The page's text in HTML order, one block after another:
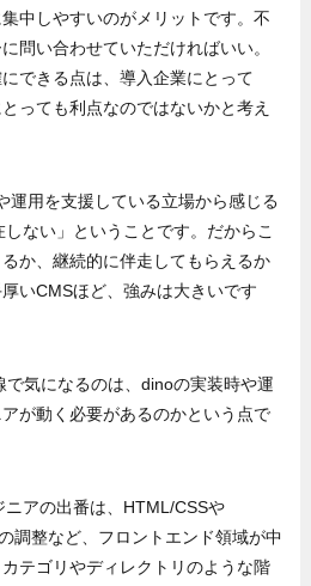
中しやすいのがメリットです。不
問い合わせていただければいい。
できる点は、導入企業にとって
っても利点なのではないかと考え
運用を支援している立場から感じる
ない」ということです。だからこ
か、継続的に伴走してもらえるか
いCMSほど、強みは大きいです
気になるのは、dinoの実装時や運
が動く必要があるのかという点で
アの出番は、HTML/CSSや
調整など、フロントエンド領域が中
テゴリやディレクトリのような階